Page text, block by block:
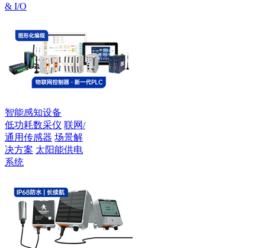
& I/O
智能感知设备
低功耗数采仪 联网/
通用传感器 场景解
决方案 太阳能供电
系统